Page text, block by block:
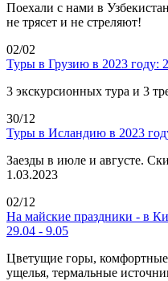
Поехали с нами в
не трясет и не стреляют!
02/02
Туры в Грузию в 2023 году:
3 экскурсионных тура и 3
30/12
Туры в Исландию в 2023
Заезды в июле и августе.
1.03.2023
02/12
На майские праздники - в
29.04 - 9.05
Цветущие горы, комфортные
ущелья, термальные